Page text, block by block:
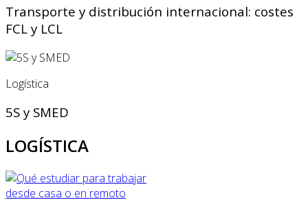
Transporte y distribución internacional: costes
FCL y LCL
Logística
5S y SMED
LOGÍSTICA